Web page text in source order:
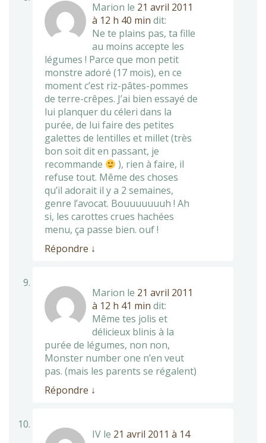
Marion le 21 avril 2011
à 12 h 40 min dit:
Ne te plains pas, ta fille
au moins accepte les
légumes ! Parce que mon petit
monstre adoré (17 mois), en ce
moment c’est riz-pâtes-pommes
de terre-crêpes. J’ai bien essayé de
lui planquer du céleri dans la
purée, de lui faire des petites
galettes de lentilles et millet (très
bon soit dit en passant, je
recommande
), rien à faire, il
refuse tout. Même des choses
qu’il adorait il y a 2 semaines,
genre l’avocat. Bouuuuuuuh ! Ah
si, les carottes crues hachées
menu, ça passe bien. ouf !
Répondre ↓
Marion le 21 avril 2011
à 12 h 41 min dit:
Même tes jolis et
délicieux blinis à la
purée de légumes, non non,
Monster number one n’en veut
pas. (mais les parents se régalent)
Répondre ↓
IV le 21 avril 2011 à 14